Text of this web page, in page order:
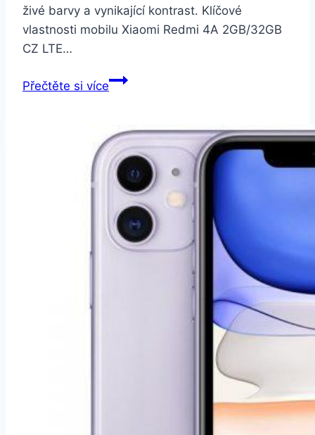
živé barvy a vynikající kontrast. Klíčové
vlastnosti mobilu Xiaomi Redmi 4A 2GB/32GB
CZ LTE…
Přečtěte si víceXiaomi
2GB/32GB
CZ
LTE
Dual
SIM
šedý